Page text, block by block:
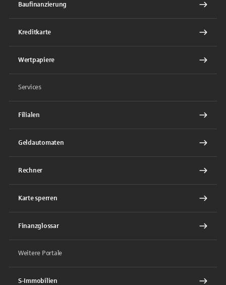
Baufinanzierung
Kreditkarte
Wertpapiere
Services
Filialen
Geldautomaten
Rechner
Karte sperren
Finanzglossar
Weitere Portale
S-Immobilien